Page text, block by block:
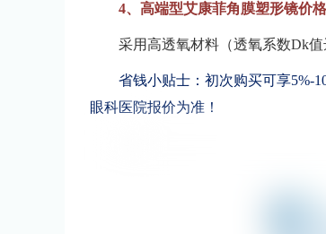
4、高端型艾康菲角膜塑形镜价
采用高透氧材料（透氧系数Dk
省钱小贴士：初次购买可享5%-
眼科医院报价为准！